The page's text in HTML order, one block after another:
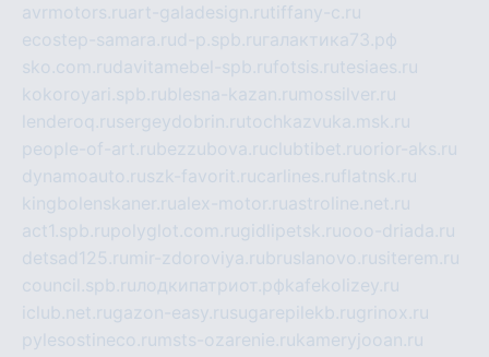
avrmotors.ruart-galadesign.rutiffany-c.ru
ecostep-samara.rud-p.spb.ru галактика73.рф
sko.com.rudavitamebel-spb.rufotsis.rutesiaes.ru
kokoroyari.spb.rublesna-kazan.ru mossilver.ru
lenderoq.rusergeydobrin.rutochkazvuka.msk.ru
people-of-art.rubezzubova.ruclubtibet.ruorior-aks.ru
dynamoauto.ruszk-favorit.rucarlines.ruflatnsk.ru
kingbolenskaner.rualex-motor.ruastroline.net.ru
act1.spb.rupolyglot.com.rugidlipetsk.ruooo-driada.ru
detsad125.ru mir-zdoroviya.rubruslanovo.rusiterem.ru
council.spb.ruлодкипатриот.рфkafekolizey.ru
iclub.net.rugazon-easy.rusugarepilekb.rugrinox.ru
pylesostineco.ru msts-ozarenie.rukameryjooan.ru